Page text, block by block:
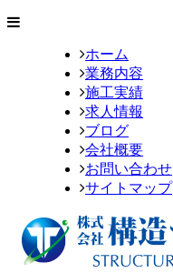
ホーム
業務内容
施工実績
求人情報
ブログ
会社概要
お問い合わせ
サイトマップ